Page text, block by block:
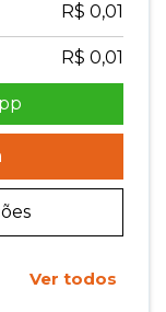
R$ 0,01
R$ 0,01
Ver todos